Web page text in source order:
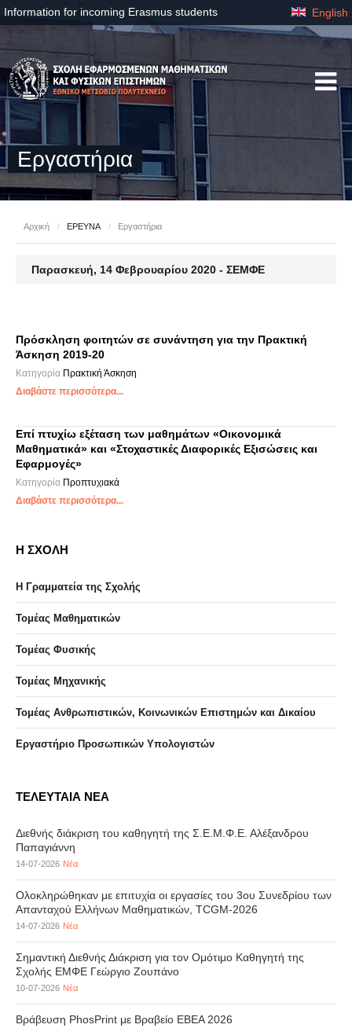
Information for incoming Erasmus students English
Εργαστήρια
Αρχική / ΕΡΕΥΝΑ / Εργαστήρια
Παρασκευή, 14 Φεβρουαρίου 2020 - ΣΕΜΦΕ
Πρόσκληση φοιτητών σε συνάντηση για την Πρακτική
Άσκηση 2019-20
Κατηγορία Πρακτική Άσκηση
Διαβάστε περισσότερα...
Επί πτυχίω εξέταση των μαθημάτων «Οικονομικά
Μαθηματικά» και «Στοχαστικές Διαφορικές Εξισώσεις και
Εφαρμογές»
Κατηγορία Προπτυχιακά
Διαβάστε περισσότερα...
Η ΣΧΟΛΗ
Η Γραμματεία της Σχολής
Τομέας Μαθηματικών
Τομέας Φυσικής
Τομέας Μηχανικής
Τομέας Ανθρωπιστικών, Κοινωνικών Επιστημών και Δικαίου
Eργαστήριo Προσωπικών Υπολογιστών
ΤΕΛΕΥΤΑΙΑ ΝΕΑ
Διεθνής διάκριση του καθηγητή της Σ.Ε.Μ.Φ.Ε. Αλέξανδρου
Παπαγιάννη
14-07-2026 Νέα
Ολοκληρώθηκαν με επιτυχία οι εργασίες του 3ου Συνεδρίου των
Απανταχού Ελλήνων Μαθηματικών, TCGM-2026
14-07-2026 Νέα
Σημαντική Διεθνής Διάκριση για τον Ομότιμο Καθηγητή της
Σχολής ΕΜΦΕ Γεώργιο Ζουπάνο
10-07-2026 Νέα
Βράβευση PhosPrint με Βραβείο ΕΒΕΑ 2026